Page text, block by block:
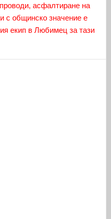
асфалтиране на
с общинско значение е
екип в Любимец за тази